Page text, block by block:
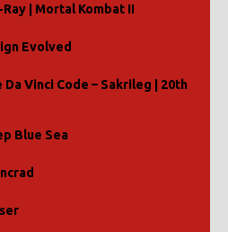
Ray | Mortal Kombat II
Evolved
Da Vinci Code – Sakrileg | 20th
Blue Sea